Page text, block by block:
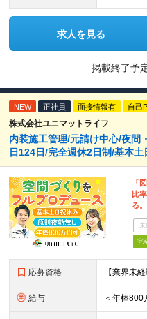
求人を見る
掲載終了予
NEW 正社員 面接情報有 自己
株式会社ユニマットライフ
内装施工管理/元請け中心/夜間
日124日/完全週休2日制/基本土
「
比
る。
未
完
応募資格
給与